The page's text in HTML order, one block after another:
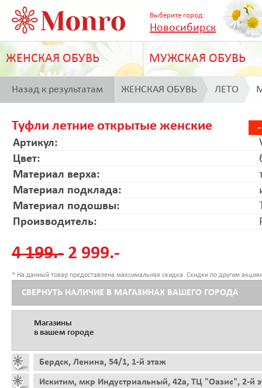
Выберите город:
Новосибирск
ЖЕНСКАЯ ОБУВЬ МУЖСКАЯ ОБУВЬ
Назад к результатам ЖЕНСКАЯ ОБУВЬ ЛЕТО
Туфли летние открытые женские
Артикул:
Цвет:
Материал верха:
Материал подклада:
Материал подошвы:
Производитель:
4 199.- 2 999.-
* На данный товар предоставлена максимальная скидка. Скидки по другим
СВЕРНУТЬ НАЛИЧИЕ В МАГАЗИНАХ ВАШЕГО ГОРОДА
Магазины
в вашем городе
Бердск, Ленина, 54/1, 1-й этаж
Искитим, мкр Индустриальный, 42а, ТЦ "Оазис", 2-й